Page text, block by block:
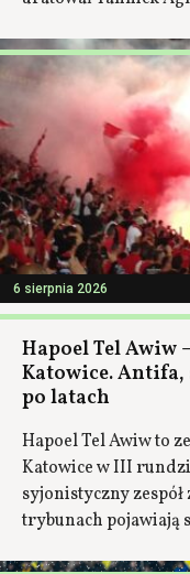
6 sierpnia 2026
Hapoel Tel Awiw
Katowice.
po latach
Hapoel Tel Awiw to
Katowice w III
syjonistyczny
trybunach pojawiają